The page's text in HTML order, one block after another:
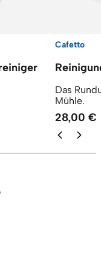
Cafetto
Das
Mühle.
28,00 €